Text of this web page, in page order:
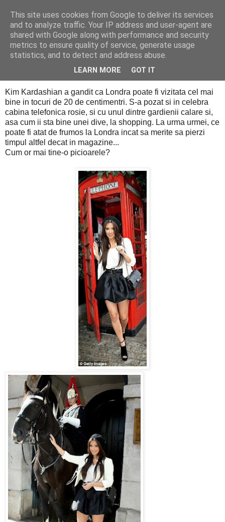
PentruDive.ro
luni, 13 septembrie 2010
Alta dependenta de tocuri
Kim Kardashian a gandit ca Londra poate fi vizitata cel mai
bine in tocuri de 20 de centimentri. S-a pozat si in celebra
cabina telefonica rosie, si cu unul dintre gardienii calare si,
asa cum ii sta bine unei dive, la shopping. La urma urmei, ce
poate fi atat de frumos la Londra incat sa merite sa pierzi
timpul altfel decat in magazine...
Cum or mai tine-o picioarele?
This site uses cookies from Google to deliver its services
and to analyze traffic. Your IP address and user-agent are
shared with Google along with performance and security
metrics to ensure quality of service, generate usage
statistics, and to detect and address abuse.
LEARN MORE GOT IT